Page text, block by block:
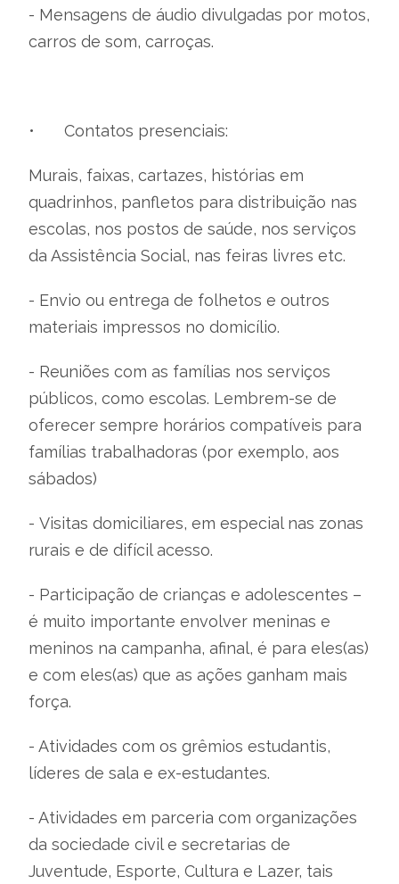
- Mensagens de áudio divulgadas por motos,
carros de som, carroças.
• Contatos presenciais:
Murais, faixas, cartazes, histórias em
quadrinhos, panfletos para distribuição nas
escolas, nos postos de saúde, nos serviços
da Assistência Social, nas feiras livres etc.
- Envio ou entrega de folhetos e outros
materiais impressos no domicílio.
- Reuniões com as famílias nos serviços
públicos, como escolas. Lembrem-se de
oferecer sempre horários compatíveis para
famílias trabalhadoras (por exemplo, aos
sábados)
- Visitas domiciliares, em especial nas zonas
rurais e de difícil acesso.
- Participação de crianças e adolescentes –
é muito importante envolver meninas e
meninos na campanha, afinal, é para eles(as)
e com eles(as) que as ações ganham mais
força.
- Atividades com os grêmios estudantis,
líderes de sala e ex-estudantes.
- Atividades em parceria com organizações
da sociedade civil e secretarias de
Juventude, Esporte, Cultura e Lazer, tais